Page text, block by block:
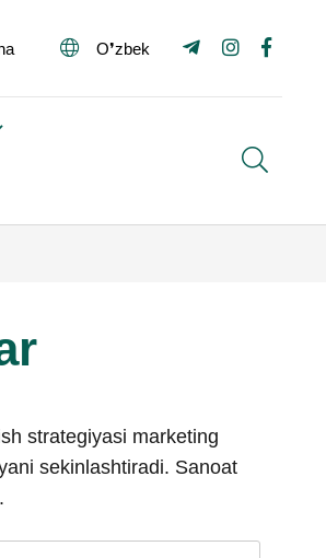
O❜zbek
strategiyasi marketing
sekinlashtiradi. Sanoat